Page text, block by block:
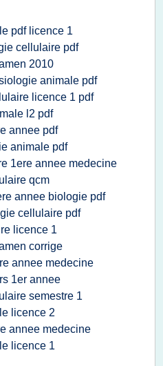
pdf licence 1
cellulaire pdf
2010
animale pdf
licence 1 pdf
l2 pdf
annee pdf
animale pdf
1ere annee medecine
qcm
annee biologie pdf
cellulaire pdf
licence 1
corrige
annee medecine
1er annee
semestre 1
licence 2
annee medecine
licence 1